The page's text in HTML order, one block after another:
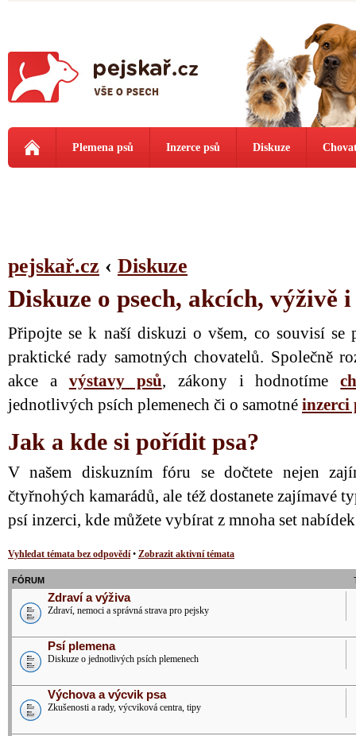
Plemena psů Inzerce psů Diskuze
pejskař.cz ‹ Diskuze
Diskuze o psech, akcích, výživě
Připojte se k naší diskuzi o všem, co souvisí se
praktické rady samotných chovatelů. Společně
akce a výstavy psů, zákony i hodnotíme
jednotlivých psích plemenech či o samotné inzerci
Jak a kde si pořídit psa?
V našem diskuzním fóru se dočtete nejen
čtyřnohých kamarádů, ale též dostanete zajímavé
psí inzerci, kde můžete vybírat z mnoha set
Vyhledat témata bez odpovědí• Zobrazit aktivní témata
FÓRUM
Zdraví a výživa
Zdraví, nemoci a správná strava pro pejsky
Psí plemena
Diskuze o jednotlivých psích plemenech
Výchova a výcvik psa
Zkušenosti a rady, výcviková centra, tipy